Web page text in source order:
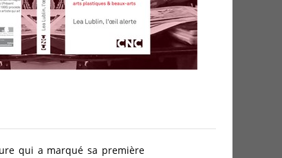
qui a marqué sa première